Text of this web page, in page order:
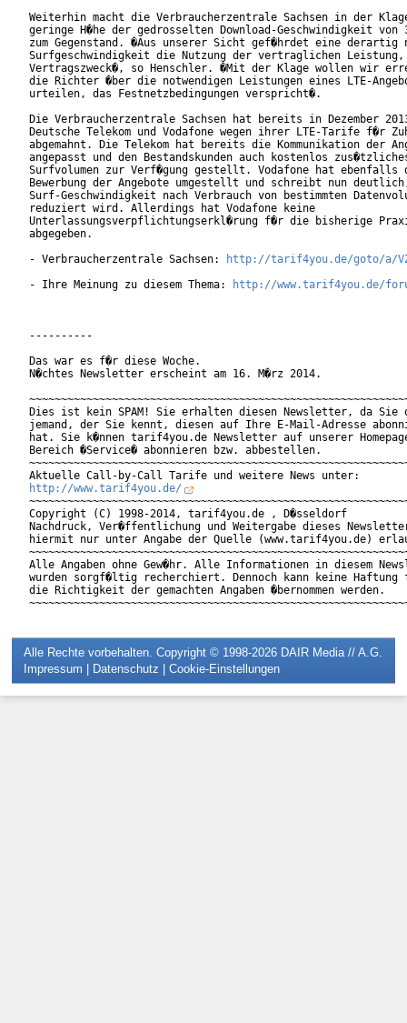
Weiterhin macht die Verbraucherzentrale Sachsen in der
geringe H�he der gedrosselten Download-Geschwindigkeit
zum Gegenstand. �Aus unserer Sicht gef�hrdet eine derartig
Surfgeschwindigkeit die Nutzung der vertraglichen
Vertragszweck�, so Henschler. �Mit der Klage wollen wir
die Richter �ber die notwendigen Leistungen eines LTE-
urteilen, das Festnetzbedingungen verspricht�.
Die Verbraucherzentrale Sachsen hat bereits in Dezember
Deutsche Telekom und Vodafone wegen ihrer LTE-Tarife f�r
abgemahnt. Die Telekom hat bereits die Kommunikation der
angepasst und den Bestandskunden auch kostenlos
Surfvolumen zur Verf�gung gestellt. Vodafone hat ebenfalls
Bewerbung der Angebote umgestellt und schreibt nun
Surf-Geschwindigkeit nach Verbrauch von bestimmten
reduziert wird. Allerdings hat Vodafone keine
Unterlassungsverpflichtungserkl�rung f�r die bisherige
abgegeben.
- Verbraucherzentrale Sachsen:
http://tarif4you.de/goto/a/
- Ihre Meinung zu diesem Thema:
http://www.tarif4you.de/
----------
Das war es f�r diese Woche.
N�chtes Newsletter erscheint am 16. M�rz 2014.
Dies ist kein SPAM! Sie erhalten diesen Newsletter, da Sie
jemand, der Sie kennt, diesen auf Ihre E-Mail-Adresse
hat. Sie k�nnen tarif4you.de Newsletter auf unserer
Bereich �Service� abonnieren bzw. abbestellen.
http://www.tarif4you.de/
Copyright (C) 1998-2014, tarif4you.de , D�sseldorf
Nachdruck, Ver�ffentlichung und Weitergabe dieses
hiermit nur unter Angabe der Quelle (www.tarif4you.de)
Alle Angaben ohne Gew�hr. Alle Informationen in diesem
wurden sorgf�ltig recherchiert. Dennoch kann keine Haftung
die Richtigkeit der gemachten Angaben �bernommen werden.
Alle Rechte vorbehalten. Copyright © 1998-2026 DAIR Media // A.G.
Impressum | Datenschutz | Cookie-Einstellungen